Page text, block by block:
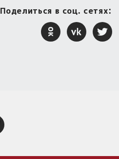
Поделиться в соц. сетях: